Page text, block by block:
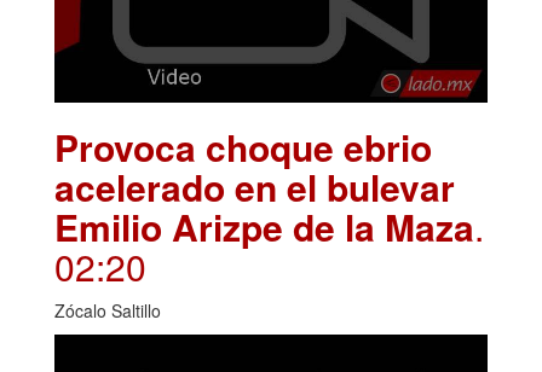
Provoca choque ebrio
acelerado en el bulevar
Emilio Arizpe de la Maza.
02:20
Zócalo Saltillo